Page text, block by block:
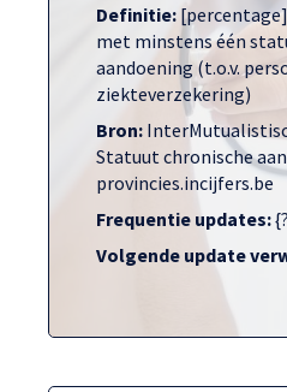
Definitie:
met minstens één
aandoening (t.o.v.
ziekteverzekering)
Bron:
Statuut chronische
provincies.incijfers.be
Frequentie updates:
Volgende update